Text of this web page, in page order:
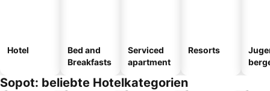
Hotel
Bed and
Breakfasts
Serviced
apartment
Resorts
Sopot: beliebte Hotelkategorien